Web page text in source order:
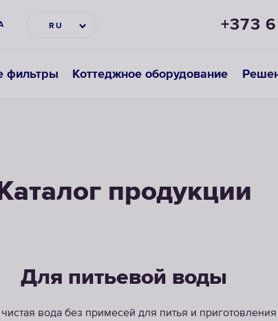
RU +373
фильтры Коттеджное оборудование
продукции
Для питьевой воды
вода без примесей для питья и